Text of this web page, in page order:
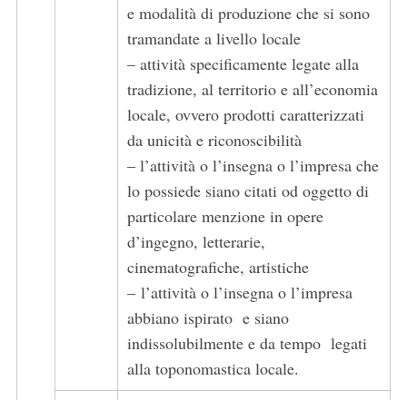
e modalità di produzione che si sono
tramandate a livello locale
– attività speciﬁcamente legate alla
tradizione, al territorio e all’economia
locale, ovvero prodotti caratterizzati
da unicità e riconoscibilità
– l’attività o l’insegna o l’impresa che
lo possiede siano citati od oggetto di
particolare menzione in opere
d’ingegno, letterarie,
cinematograﬁche, artistiche
– l’attività o l’insegna o l’impresa
abbiano ispirato e siano
indissolubilmente e da tempo legati
alla toponomastica locale.